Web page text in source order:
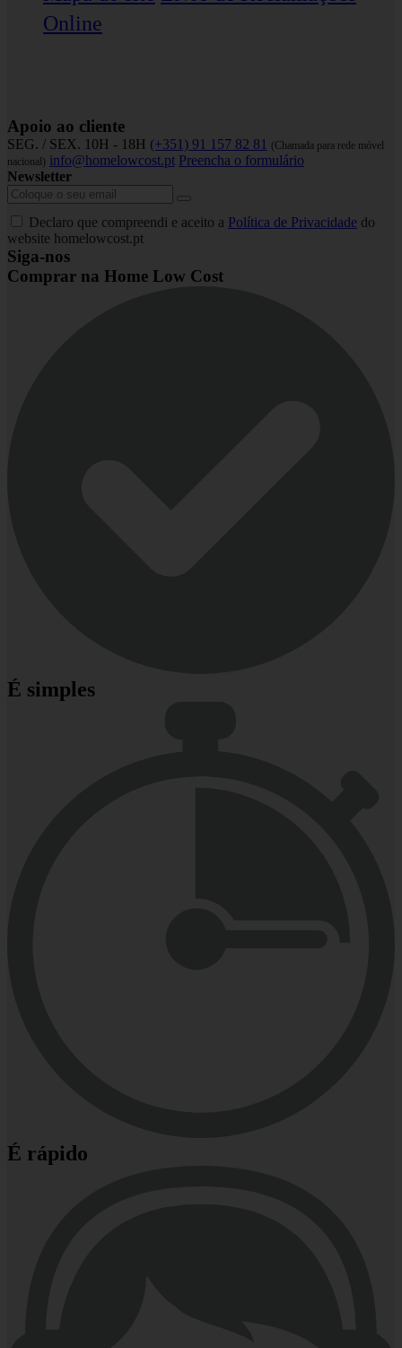
Online
Apoio ao cliente
SEG. / SEX. 10H - 18H (+351) 91 157 82 81 (Chamada para rede móvel
nacional) info@homelowcost.pt Preencha o formulário
Newsletter
Declaro que compreendi e aceito a Política de Privacidade do
website homelowcost.pt
Siga-nos
Comprar na Home Low Cost
É simples
É rápido